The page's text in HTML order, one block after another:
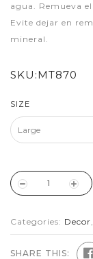
agua. Remueva
Evite dejar en
mineral.
SKU:MT870
SIZE
Categories: Decor,
SHARE THIS: